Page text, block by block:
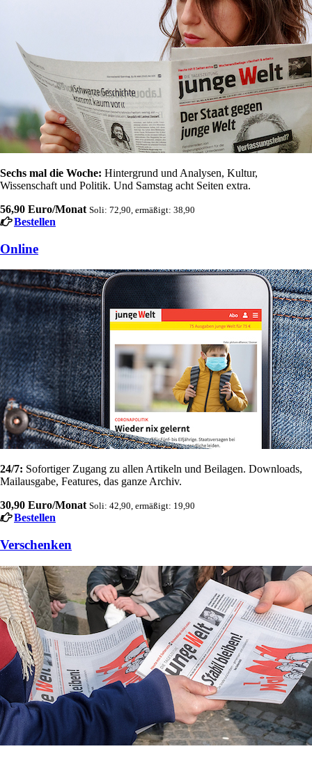
Sechs mal die Woche: Hintergrund und Analysen, Kultur,
Wissenschaft und Politik. Und Samstag acht Seiten extra.
56,90 Euro/Monat Soli: 72,90, ermäßigt: 38,90
Bestellen
Online
24/7: Sofortiger Zugang zu allen Artikeln und Beilagen. Downloads,
Mailausgabe, Features, das ganze Archiv.
30,90 Euro/Monat Soli: 42,90, ermäßigt: 19,90
Bestellen
Verschenken